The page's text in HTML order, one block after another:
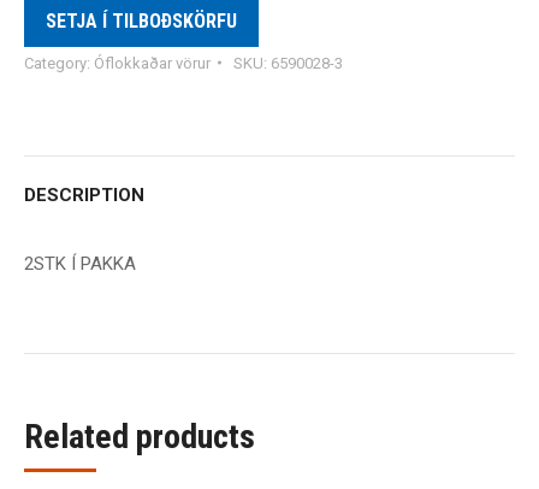
SETJA Í TILBOÐSKÖRFU
Category: Óflokkaðar vörur SKU: 6590028-3
DESCRIPTION
2STK Í PAKKA
Related products